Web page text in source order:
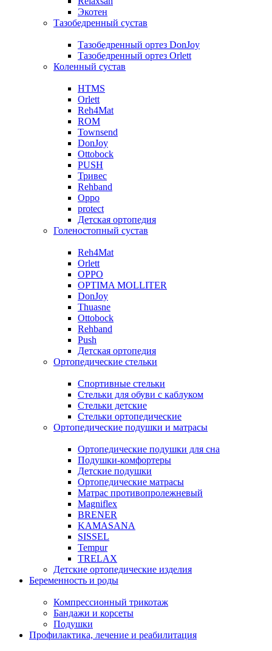
Экотен
Тазобедренный сустав
Тазобедренный ортез DonJoy
Тазобедренный ортез Orlett
Коленный сустав
HTMS
Orlett
Reh4Mat
ROM
Townsend
DonJoy
Ottobock
PUSH
Тривес
Rehband
Oppo
protect
Детская ортопедия
Голеностопный сустав
Reh4Mat
Orlett
OPPO
OPTIMA MOLLITER
DonJoy
Thuasne
Ottobock
Rehband
Push
Детская ортопедия
Ортопедические стельки
Спортивные стельки
Стельки для обуви с каблуком
Стельки детские
Стельки ортопедические
Ортопедические подушки и матрасы
Ортопедические подушки для сна
Подушки-комфортеры
Детские подушки
Ортопедические матрасы
Матрас противопролежневый
Magniflex
BRENER
KAMASANA
SISSEL
Tempur
TRELAX
Детские ортопедические изделия
Беременность и роды
Компрессионный трикотаж
Бандажи и корсеты
Подушки
Профилактика, лечение и реабилитация